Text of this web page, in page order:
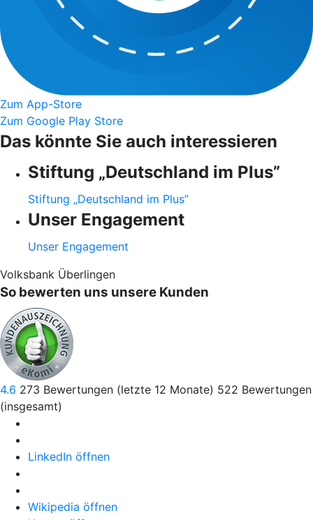
Zum App-Store
Zum Google Play Store
Das könnte Sie auch interessieren
Stiftung „Deutschland im Plus”
Stiftung „Deutschland im Plus”
Unser Engagement
Unser Engagement
Volksbank Überlingen
So bewerten uns unsere Kunden
4.6 273 Bewertungen (letzte 12 Monate) 522 Bewertungen
(insgesamt)
LinkedIn öffnen
Wikipedia öffnen